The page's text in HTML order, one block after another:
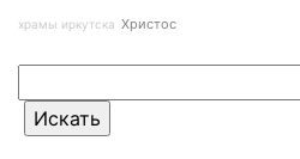
храмы иркутска Христос